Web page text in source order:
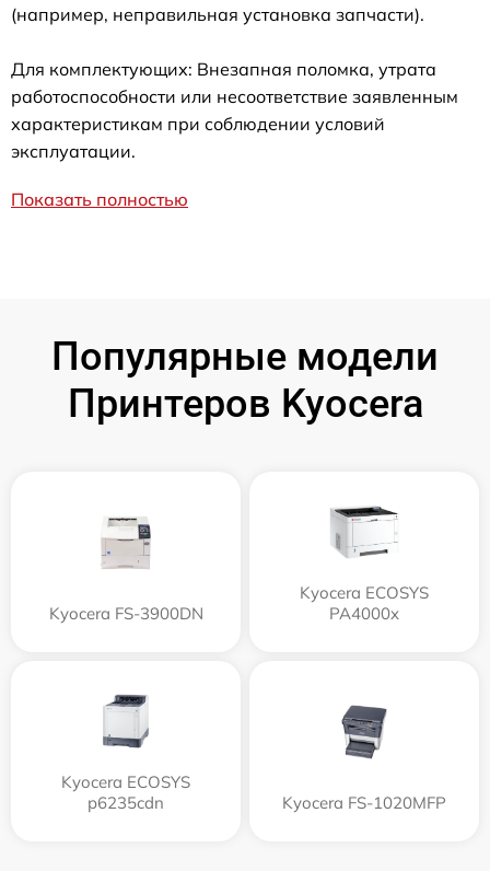
(например, неправильная установка запчасти).
Для комплектующих: Внезапная поломка, утрата
работоспособности или несоответствие заявленным
характеристикам при соблюдении условий
эксплуатации.
Показать полностью
Популярные модели
Принтеров Kyocera
Kyocera FS-3900DN
Kyocera ECOSYS
PA4000x
Kyocera ECOSYS
p6235cdn
Kyocera FS-1020MFP